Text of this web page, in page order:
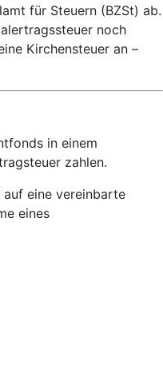
für Steuern (BZSt) ab.
noch
Kirchensteuer an –
in einem
zahlen.
eine vereinbarte
eines